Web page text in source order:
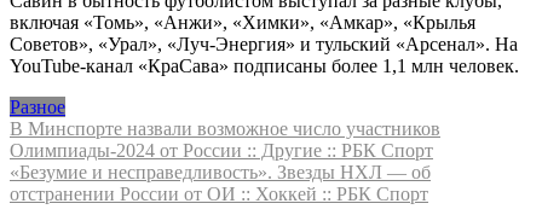
включая «Томь», «Анжи», «Химки», «Амкар», «Крылья
Советов», «Урал», «Луч-Энергия» и тульский «Арсенал». На
YouTube-канал «КраСава» подписаны более 1,1 млн человек.
Разное
Навигация
по
записям
В Минспорте назвали возможное число участников
Олимпиады-2024 от России :: Другие :: РБК Спорт
«Безумие и несправедливость». Звезды НХЛ — об
отстранении России от ОИ :: Хоккей :: РБК Спорт